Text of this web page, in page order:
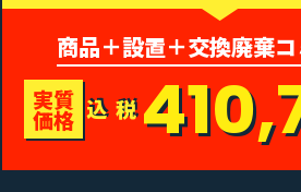
商品＋設置＋交換廃棄コ
実質
価格 税込